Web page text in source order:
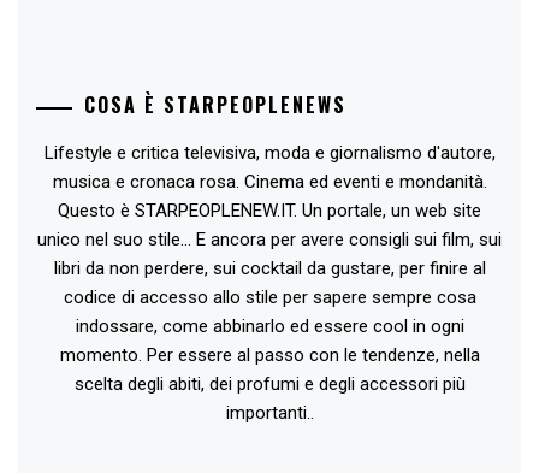
COSA È STARPEOPLENEWS
Lifestyle e critica televisiva, moda e giornalismo d'autore,
musica e cronaca rosa. Cinema ed eventi e mondanità.
Questo è STARPEOPLENEW.IT. Un portale, un web site
unico nel suo stile... E ancora per avere consigli sui film, sui
libri da non perdere, sui cocktail da gustare, per finire al
codice di accesso allo stile per sapere sempre cosa
indossare, come abbinarlo ed essere cool in ogni
momento. Per essere al passo con le tendenze, nella
scelta degli abiti, dei profumi e degli accessori più
importanti..